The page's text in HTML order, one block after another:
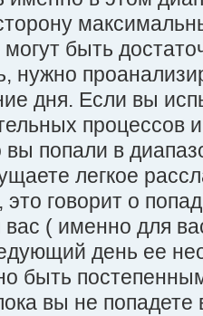
быть
нужно
дня. Если вы
процессов
вы попали в
легкое
говорит о
( именно для
день ее
быть
вы не попадете